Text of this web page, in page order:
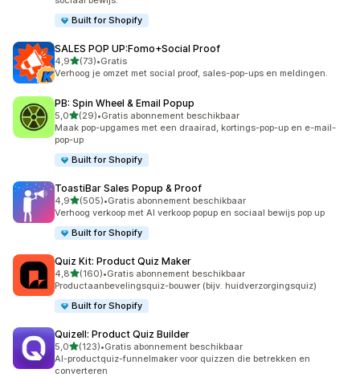
Built for Shopify
SALES POP UP:Fomo+Social Proof
4,9van 5 sterren
(73)
73 recensies in totaal
•Gratis
Verhoog je omzet met social proof, sales-pop-ups en meldingen.
PB: Spin Wheel & Email Popup
5,0van 5 sterren
(29)
29 recensies in totaal
•Gratis abonnement beschikbaar
Maak pop-upgames met een draairad, kortings-pop-up en e-mail-
pop-up
Built for Shopify
ToastiBar Sales Popup & Proof
4,9van 5 sterren
(505)
505 recensies in totaal
•Gratis abonnement beschikbaar
Verhoog verkoop met AI verkoop popup en sociaal bewijs pop up
Built for Shopify
Quiz Kit: Product Quiz Maker
4,8van 5 sterren
(160)
160 recensies in totaal
•Gratis abonnement beschikbaar
Productaanbevelingsquiz-bouwer (bijv. huidverzorgingsquiz)
Built for Shopify
Quizell: Product Quiz Builder
5,0van 5 sterren
(123)
123 recensies in totaal
•Gratis abonnement beschikbaar
AI-productquiz-funnelmaker voor quizzen die betrekken en
converteren